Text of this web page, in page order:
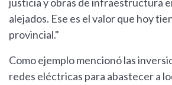
justicia y obras de infraestructura
alejados. Ese es el valor que hoy
provincial."
Como ejemplo mencionó las
redes eléctricas para abastecer a